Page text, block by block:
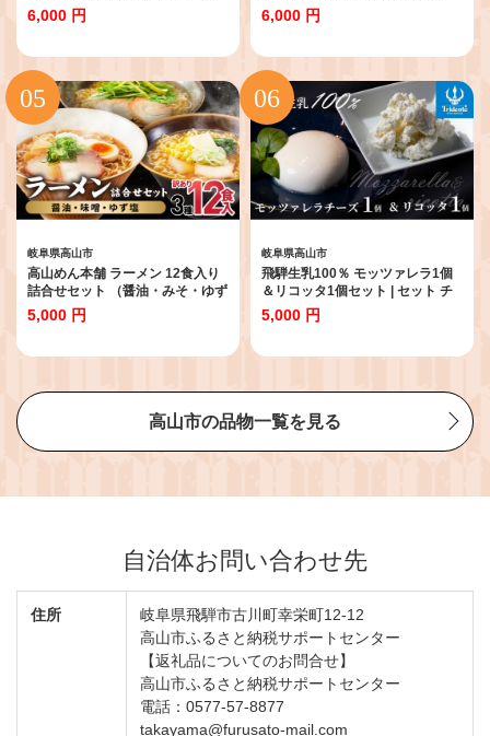
レンジ 揚げ調理済 飛騨高山 ひだ
コロッケ FU006 【 国産 コロッケ
惣菜 簡単 便利 時短 弁当 おかず
人気コロッケ ころっけ 和牛 国産
コロッケ 冷凍 個包装 牛肉コロッ
ケ】
6,000 円
450g みそ 味噌 ミソ こだわり こ
うじ 調味料 お土産 おみやげ 高山
ト ET007
6,000 円
岐阜県高山市
高山めん本舗 ラーメン 12食入り
詰合せセット （醤油・みそ・ゆず
塩） | 高山ラーメン 食べ比べ スー
プ付き ちぢれ麺 細麺 5000円 飛騨
ラーメン おすすめラーメン 高山
ーメン】
5,000 円
岐阜県高山市
飛騨生乳100％ モッツァレラ1個
＆リコッタ1個セット | セット チ
ーズ 冷蔵 濃厚 低温殺菌 乳製品 お
いしい 人気 チーズ工房トリデン
5,000 円
高山市の品物一覧を見る
自治体お問い合わせ先
住所
岐阜県飛騨市古川町幸栄町12-12
高山市ふるさと納税サポートセンター
【返礼品についてのお問合せ】
高山市ふるさと納税サポートセンター
電話：0577-57-8877
takayama@furusato-mail.com